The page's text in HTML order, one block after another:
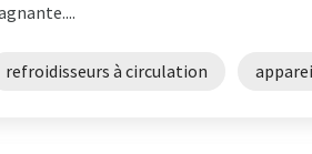
refroidisseurs à circulation